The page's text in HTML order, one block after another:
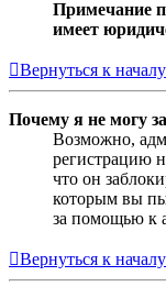
Примечание
имеет
Вернуться к началу
Почему я не могу
Возможно,
регистрацию
что он
которым вы
за помощью к
Вернуться к началу